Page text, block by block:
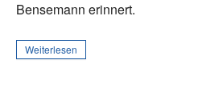
Bensemann erinnert.
Weiterlesen